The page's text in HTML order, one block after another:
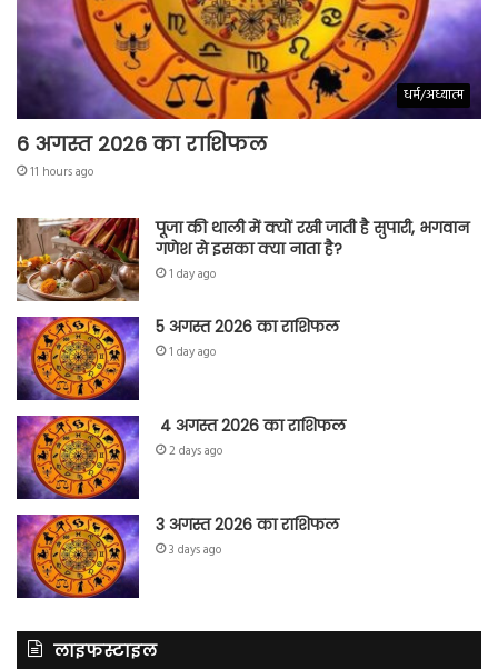
धर्म/अध्यात्म
6 अगस्त 2026 का राशिफल
11 hours ago
पूजा की थाली में क्यों रखी जाती है सुपारी, भगवान
गणेश से इसका क्या नाता है?
1 day ago
5 अगस्त 2026 का राशिफल
1 day ago
4 अगस्त 2026 का राशिफल
2 days ago
3 अगस्त 2026 का राशिफल
3 days ago
लाइफस्टाइल